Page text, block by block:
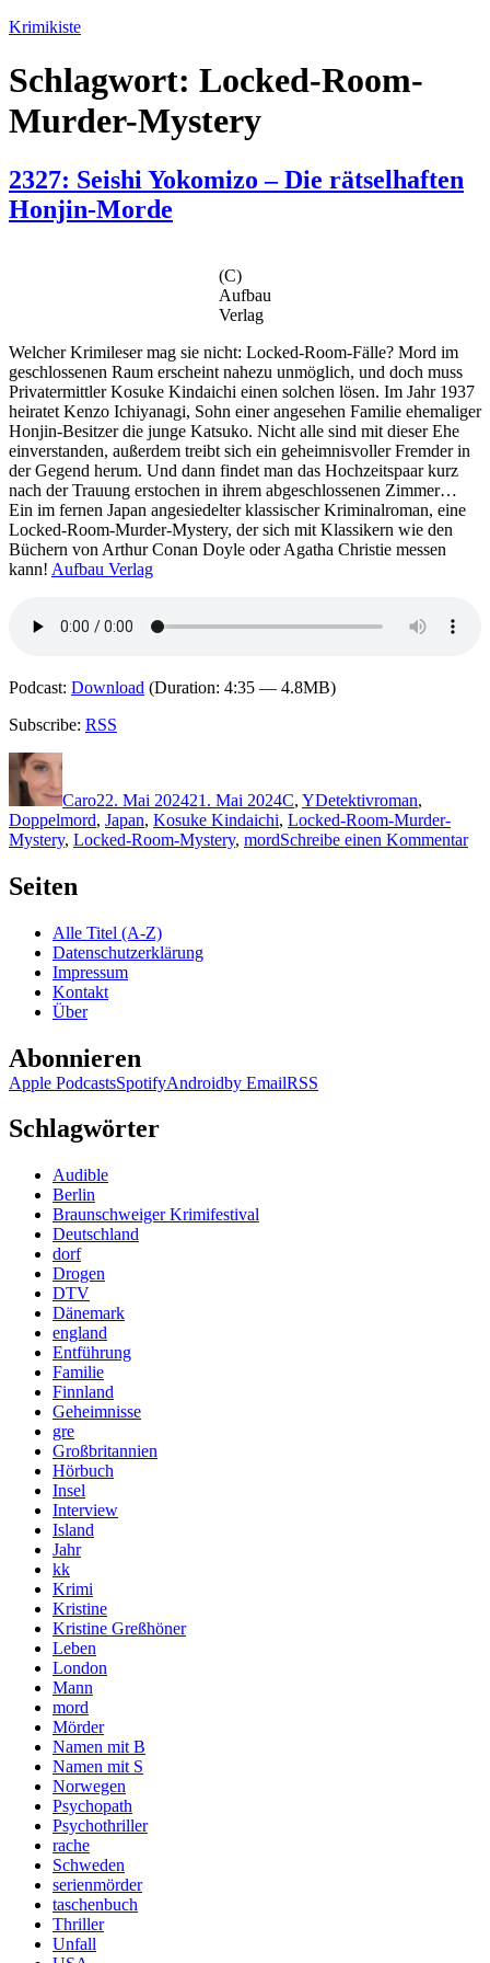
Zum
springen
Krimikiste
Schlagwort: Locked-Room-
Murder-Mystery
2327: Seishi Yokomizo – Die rätselhaften
Honjin-Morde
(C)
Aufbau
Verlag
Welcher Krimileser mag sie nicht: Locked-Room-Fälle? Mord im
geschlossenen Raum erscheint nahezu unmöglich, und doch muss
Privatermittler Kosuke Kindaichi einen solchen lösen. Im Jahr 1937
heiratet Kenzo Ichiyanagi, Sohn einer angesehen Familie ehemaliger
Honjin-Besitzer die junge Katsuko. Nicht alle sind mit dieser Ehe
einverstanden, außerdem treibt sich ein geheimnisvoller Fremder in
der Gegend herum. Und dann findet man das Hochzeitspaar kurz
nach der Trauung erstochen in ihrem abgeschlossenen Zimmer…
Ein im fernen Japan angesiedelter klassischer Kriminalroman, eine
Locked-Room-Murder-Mystery, der sich mit Klassikern wie den
Büchern von Arthur Conan Doyle oder Agatha Christie messen
kann! Aufbau Verlag
Podcast: Download (Duration: 4:35 — 4.8MB)
Subscribe: RSS
Autor
Caro22. Mai 202421. Mai 2024C, YDetektivroman,
Doppelmord, Japan, Kosuke Kindaichi, Locked-Room-Murder-
Mystery, Locked-Room-Mystery, mordSchreibe einen Kommentarzu
Seiten
Alle Titel (A-Z)
Datenschutzerklärung
Impressum
Kontakt
Über
Abonnieren
Apple PodcastsSpotifyAndroidby EmailRSS
Schlagwörter
Audible
Berlin
Braunschweiger Krimifestival
Deutschland
dorf
Drogen
DTV
Dänemark
england
Entführung
Familie
Finnland
Geheimnisse
gre
Großbritannien
Hörbuch
Insel
Interview
Island
Jahr
kk
Krimi
Kristine
Kristine Greßhöner
Leben
London
Mann
mord
Mörder
Namen mit B
Namen mit S
Norwegen
Psychopath
Psychothriller
rache
Schweden
serienmörder
taschenbuch
Thriller
Unfall